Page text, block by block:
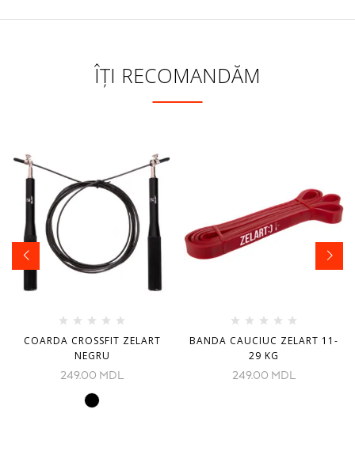
ÎȚI RECOMANDĂM
COARDA CROSSFIT ZELART
NEGRU
249.00 MDL
BANDA CAUCIUC ZELART 11-
29 KG
249.00 MDL